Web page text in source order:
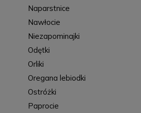
Naparstnice
Nawłocie
Niezapominajki
Odętki
Orliki
Oregana lebiodki
Ostróżki
Paprocie